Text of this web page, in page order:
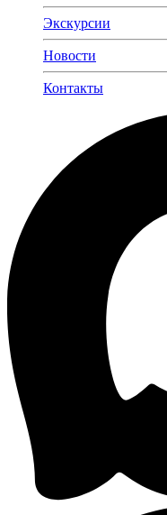
Экскурсии
Новости
Контакты